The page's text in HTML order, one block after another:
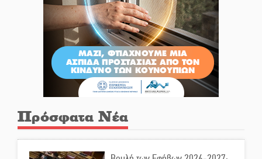
Πρόσφατα Νέα